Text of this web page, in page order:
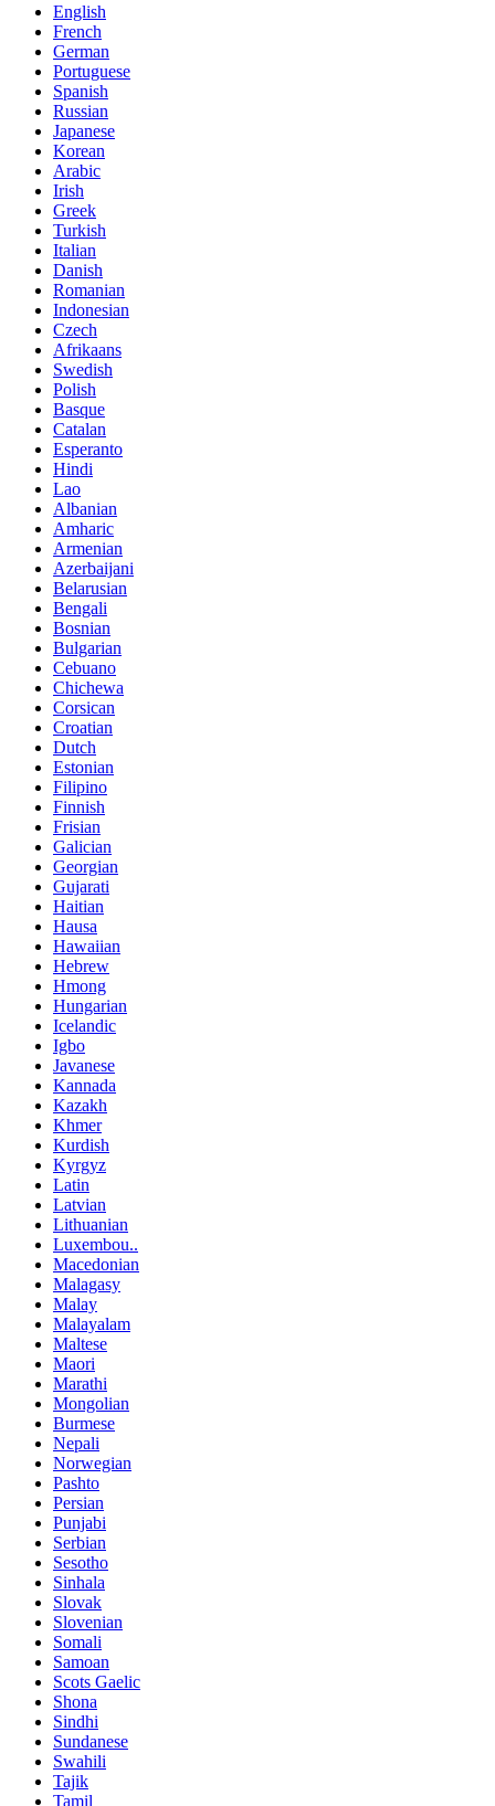
English
French
German
Portuguese
Spanish
Russian
Japanese
Korean
Arabic
Irish
Greek
Turkish
Italian
Danish
Romanian
Indonesian
Czech
Afrikaans
Swedish
Polish
Basque
Catalan
Esperanto
Hindi
Lao
Albanian
Amharic
Armenian
Azerbaijani
Belarusian
Bengali
Bosnian
Bulgarian
Cebuano
Chichewa
Corsican
Croatian
Dutch
Estonian
Filipino
Finnish
Frisian
Galician
Georgian
Gujarati
Haitian
Hausa
Hawaiian
Hebrew
Hmong
Hungarian
Icelandic
Igbo
Javanese
Kannada
Kazakh
Khmer
Kurdish
Kyrgyz
Latin
Latvian
Lithuanian
Luxembou..
Macedonian
Malagasy
Malay
Malayalam
Maltese
Maori
Marathi
Mongolian
Burmese
Nepali
Norwegian
Pashto
Persian
Punjabi
Serbian
Sesotho
Sinhala
Slovak
Slovenian
Somali
Samoan
Scots Gaelic
Shona
Sindhi
Sundanese
Swahili
Tajik
Tamil